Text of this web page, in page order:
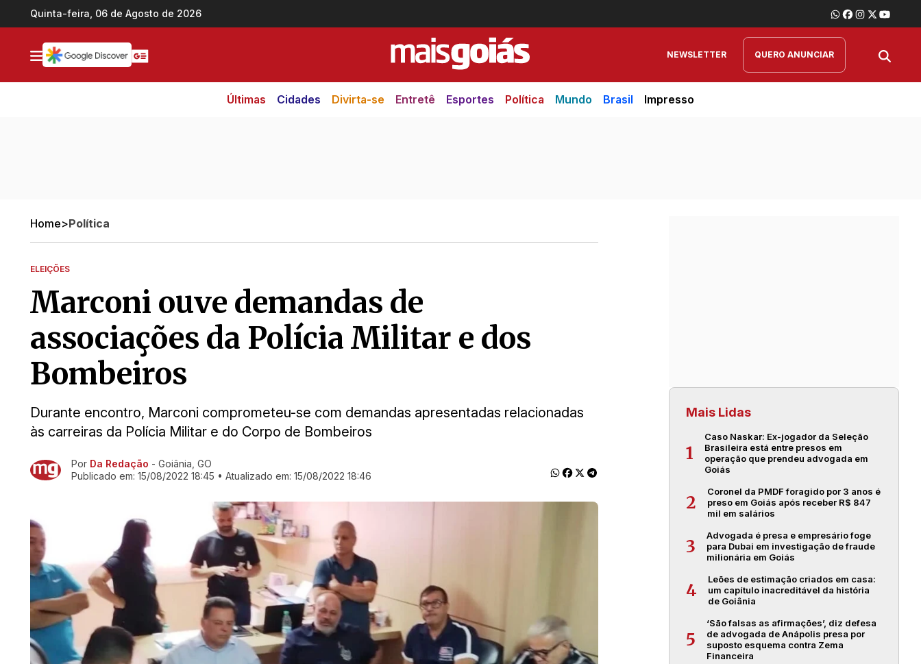
Ir direto pro conteúdo
Quinta-feira, 06 de Agosto de 2026
NEWSLETTER QUERO ANUNCIAR
Últimas Cidades Divirta-se Entretê Esportes Política Mundo Brasil Impresso
Home>Política
ELEIÇÕES
Marconi ouve demandas de
associações da Polícia Militar e dos
Bombeiros
Durante encontro, Marconi comprometeu-se com demandas apresentadas relacionadas
às carreiras da Polícia Militar e do Corpo de Bombeiros
Ir direto pra matéria
Por Da Redação - Goiânia, GO
Publicado em: 15/08/2022 18:45 • Atualizado em: 15/08/2022 18:46
Mais Lidas
1
Caso Naskar: Ex-jogador da Seleção
Brasileira está entre presos em
operação que prendeu advogada em
Goiás
2
Coronel da PMDF foragido por 3 anos é
preso em Goiás após receber R$ 847
mil em salários
3
Advogada é presa e empresário foge
para Dubai em investigação de fraude
milionária em Goiás
4
Leões de estimação criados em casa:
um capítulo inacreditável da história
de Goiânia
5
‘São falsas as afirmações’, diz defesa
de advogada de Anápolis presa por
suposto esquema contra Zema
Financeira